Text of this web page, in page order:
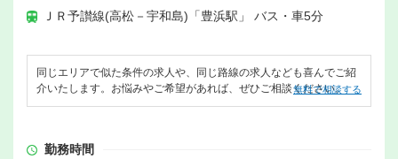
ＪＲ予讃線(高松－宇和島)「豊浜駅」 バス・車5分
同じエリアで似た条件の求人や、同じ路線の求人なども喜んでご紹
介いたします。お悩みやご希望があれば、ぜひご相談ください。
無料で相談する
勤務時間